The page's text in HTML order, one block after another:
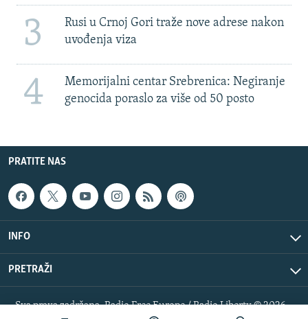
3
Rusi u Crnoj Gori traže nove adrese nakon
uvođenja viza
4
Memorijalni centar Srebrenica: Negiranje
genocida poraslo za više od 50 posto
PRATITE NAS
INFO
PRETRAŽI
Sva prava zadržana. Radio Free Europe / Radio Liberty © 2026